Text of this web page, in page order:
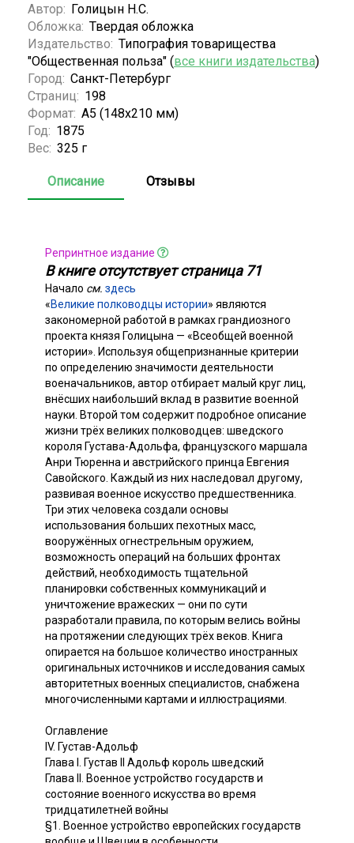
Автор: Голицын Н.С.
Обложка: Твердая обложка
Издательство: Типография товарищества
"Общественная польза" (все книги издательства)
Город: Санкт-Петербург
Страниц: 198
Формат: А5 (148x210 мм)
Год: 1875
Вес: 325 г
Описание Отзывы
Репринтное издание
В книге отсутствует страница 71
Начало см. здесь
«Великие полководцы истории» являются
закономерной работой в рамках грандиозного
проекта князя Голицына — «Всеобщей военной
истории». Используя общепризнанные критерии
по определению значимости деятельности
военачальников, автор отбирает малый круг лиц,
внёсших наибольший вклад в развитие военной
науки. Второй том содержит подробное описание
жизни трёх великих полководцев: шведского
короля Густава-Адольфа, французского маршала
Анри Тюренна и австрийского принца Евгения
Савойского. Каждый из них наследовал другому,
развивая военное искусство предшественника.
Три этих человека создали основы
использования больших пехотных масс,
вооружённых огнестрельным оружием,
возможность операций на больших фронтах
действий, необходимость тщательной
планировки собственных коммуникаций и
уничтожение вражеских — они по сути
разработали правила, по которым велись войны
на протяжении следующих трёх веков. Книга
опирается на большое количество иностранных
оригинальных источников и исследования самых
авторитетных военных специалистов, снабжена
многочисленными картами и иллюстрациями.
Оглавление
IV. Густав-Адольф
Глава I. Густав II Адольф король шведский
Глава II. Военное устройство государств и
состояние военного искусства во время
тридцатилетней войны
§1. Военное устройство европейских государств